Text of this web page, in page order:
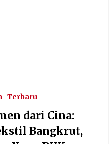
Terbaru
dari Cina:
Bangkrut,